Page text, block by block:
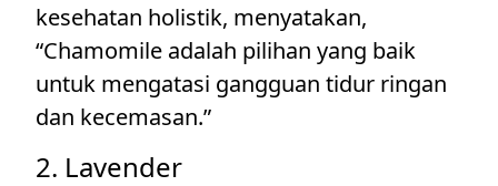
kesehatan holistik, menyatakan,
“Chamomile adalah pilihan yang baik
untuk mengatasi gangguan tidur ringan
dan kecemasan.”
2. Lavender